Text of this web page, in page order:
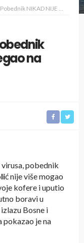
NIJE KASNO pobegao na more
na
pobednik
ć nije više mogao
kofere i uputio
boravi u
Bosne i
pokazao je na